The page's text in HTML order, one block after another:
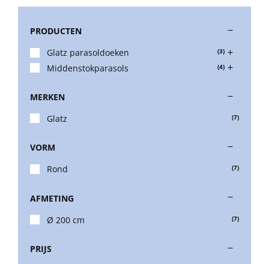
Stokparasols
Zweefparasols
Horeca parasols
Muurparasols
PRODUCTEN
Glatz parasoldoeken
(3)
Middenstokparasols (4)
MERKEN
Glatz
(7)
VORM
Rond
(7)
AFMETING
Ø 200 cm
(7)
PRIJS